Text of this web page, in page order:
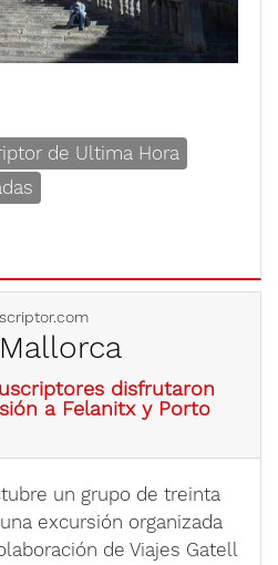
de Ultima Hora
disfrutaron
a Felanitx y Porto
un grupo de treinta
excursión organizada
de Viajes Gatell